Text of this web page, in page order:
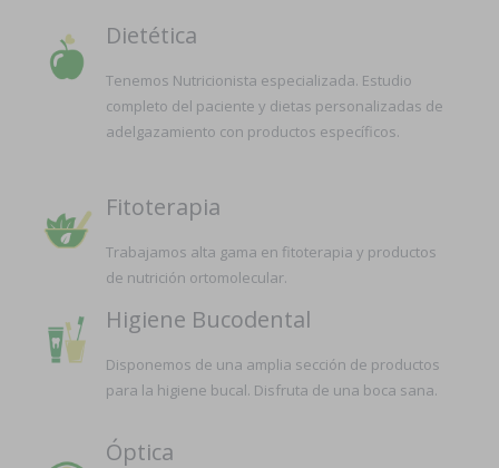
Dietética
Tenemos Nutricionista especializada. Estudio
completo del paciente y dietas personalizadas de
adelgazamiento con productos específicos.
Fitoterapia
Trabajamos alta gama en fitoterapia y productos
de nutrición ortomolecular.
Higiene Bucodental
Disponemos de una amplia sección de productos
para la higiene bucal. Disfruta de una boca sana.
Óptica